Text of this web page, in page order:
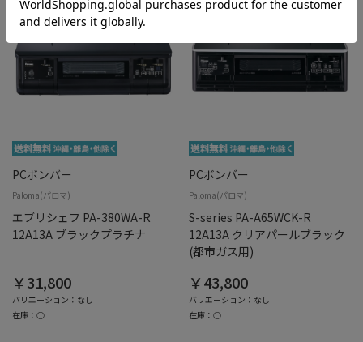
PCボンバー
Paloma(パロマ)
エブリシェフ PA-380WA-R
12A13A ブラックプラチナ
￥31,800
バリエーション：なし
在庫：○
PCボンバー
Paloma(パロマ)
S-series PA-A65WCK-R
12A13A クリアパールブラック
(都市ガス用)
￥43,800
バリエーション：なし
在庫：○